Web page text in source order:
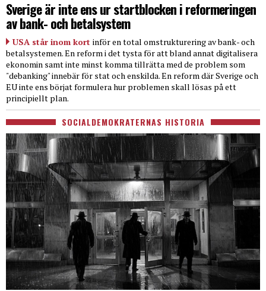
Sverige är inte ens ur startblocken i reformeringen
av bank- och betalsystem
USA står inom kort inför en total omstrukturering av bank- och
betalsystemen. En reform i det tysta för att bland annat digitalisera
ekonomin samt inte minst komma tillrätta med de problem som
"debanking" innebär för stat och enskilda. En reform där Sverige och
EU inte ens börjat formulera hur problemen skall lösas på ett
principiellt plan.
SOCIALDEMOKRATERNAS HISTORIA